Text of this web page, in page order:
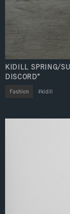
KIDILL SPRING/
DISCORD”
Fashion kidill